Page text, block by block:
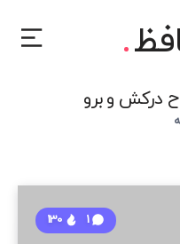
درکش و برو
1
130